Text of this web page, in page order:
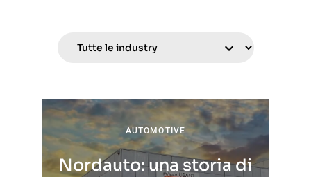
AUTOMOTIVE
Nordauto: una storia di